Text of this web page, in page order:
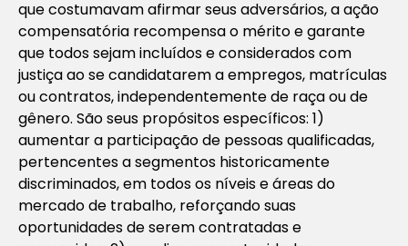
que costumavam afirmar seus adversários, a ação
compensatória recompensa o mérito e garante
que todos sejam incluídos e considerados com
justiça ao se candidatarem a empregos, matrículas
ou contratos, independentemente de raça ou de
gênero. São seus propósitos específicos: 1)
aumentar a participação de pessoas qualificadas,
pertencentes a segmentos historicamente
discriminados, em todos os níveis e áreas do
mercado de trabalho, reforçando suas
oportunidades de serem contratadas e